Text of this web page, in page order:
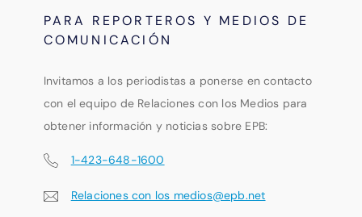
PARA REPORTEROS Y MEDIOS DE
COMUNICACIÓN
Invitamos a los periodistas a ponerse en contacto
con el equipo de Relaciones con los Medios para
obtener información y noticias sobre EPB:
1-423-648-1600
Relaciones con los medios@epb.net